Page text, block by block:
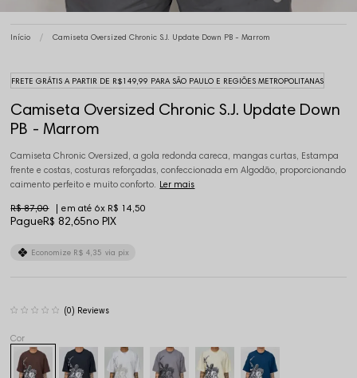
Início Camiseta Oversized Chronic S.J. Update Down PB - Marrom
FRETE GRÁTIS A PARTIR DE R$149,99 PARA SÃO PAULO E REGIÕES METROPOLITANAS
Camiseta Oversized Chronic S.J. Update Down
PB - Marrom
Camiseta Chronic Oversized, a gola redonda careca, mangas curtas, Estampa
frente e costas, costuras reforçadas, confeccionada em Algodão, proporcionando
caimento perfeito e muito conforto. Ler mais
PagueR$ 82,65no PIX
R$ 87,00 6x R$ 14,50
Economize R$ 4,35 via pix
(0)